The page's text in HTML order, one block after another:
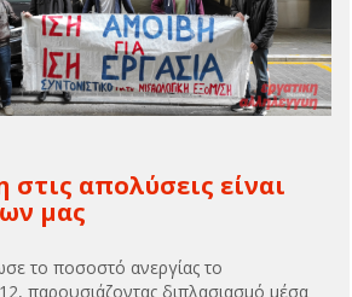
στις απολύσεις είναι
μας
το ποσοστό ανεργίας το
παρουσιάζοντας διπλασιασμό μέσα